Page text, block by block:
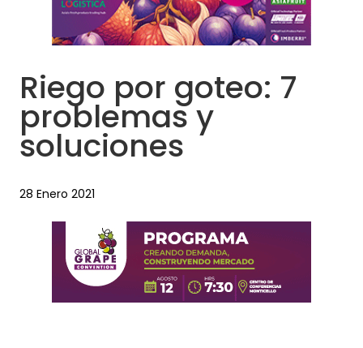
Riego por goteo: 7
problemas y
soluciones
28 Enero 2021